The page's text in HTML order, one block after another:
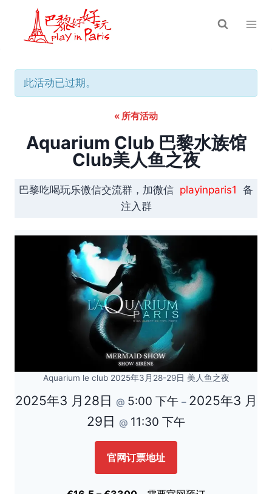
此活动已过期。
« 所有活动
Aquarium Club 巴黎水族馆
Club美人鱼之夜
巴黎吃喝玩乐微信交流群，加微信 playinparis1 备
注入群
Aquarium le club 2025年3月28-29日 美人鱼之夜
2025年3 月28日 @ 5:00 下午 – 2025年3 月
29日
@ 11:30 下午
官网订票地址